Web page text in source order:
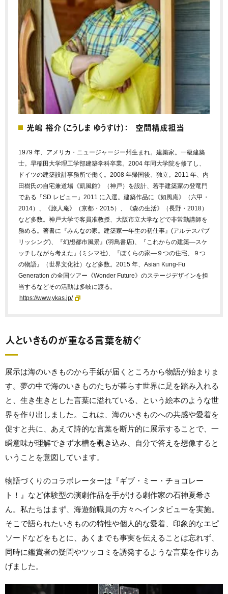
光嶋 裕介（こうしま ゆうすけ）： 空間構成担当
1979 年、アメリカ・ニュージャージー州生まれ。建築家。一級建築
士。早稲田大学理工学部建築学科卒業。2004 年同大学院を修了し、
ドイツの建築設計事務所で働く。2008 年帰国後、独立。2011 年、内
田樹氏の自宅兼道場《凱風館》（神戸）を設計、若手建築家の登竜門
である「SD レビュー」2011 に入選。建築作品に《如風庵》（六甲・
2014）、《旅人庵》（京都・2015）、《森の生活》（長野・2018）
など多数。神戸大学で客員准教授、大阪市立大学などで非常勤講師を
務める。著書に『みんなの家。建築家一年生の初仕事』(アルテスパブ
リッシング)、『幻想都市風景』(羽鳥書店)、『これからの建築―スケ
ッチしながら考えた』(ミシマ社)、『ぼくらの家―９つの住宅、９つ
の物語』（世界文化社）など多数。2015 年、Asian Kung-Fu
Generation の全国ツアー《Wonder Future》のステージデザインを担
当するなどその活動は多岐に渡る。
https://www.ykas.jp/
人といきものが重なる言葉を紡ぐ
展示は海のいきものから手紙が届くところから物語が始まりま
す。夢の中で海のいきものたちが暮らす世界に足を踏み入れる
と、生き生きとした言葉に溢れている、という絵本のような世
界を作り出しました。これは、海のいきものへの共感や愛着を
促すと共に、あえて詩的な言葉を断片的に展示することで、一
瞬意味が理解できず水槽を覗き込み、自分で答えを想像すると
いうことを意図しています。
物語づくりのコラボレーターは『ギブ・ミー・チョコレー
ト！』など体験型の演劇作品を手がける劇作家の石神夏希さ
ん。私たちはまず、海遊館職員の方々へインタビューを実施。
そこで語られたいきものの特性や個人的な愛着、印象的なエピ
ソードなどをもとに、あくまでも事実を伝えることは忘れず、
同時に鑑賞者の疑問やツッコミを誘発するような言葉を作りあ
げました。